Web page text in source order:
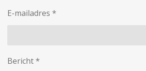
E-mailadres *
Bericht *